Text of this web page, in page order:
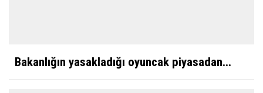
Bakanlığın yasakladığı oyuncak piyasadan...